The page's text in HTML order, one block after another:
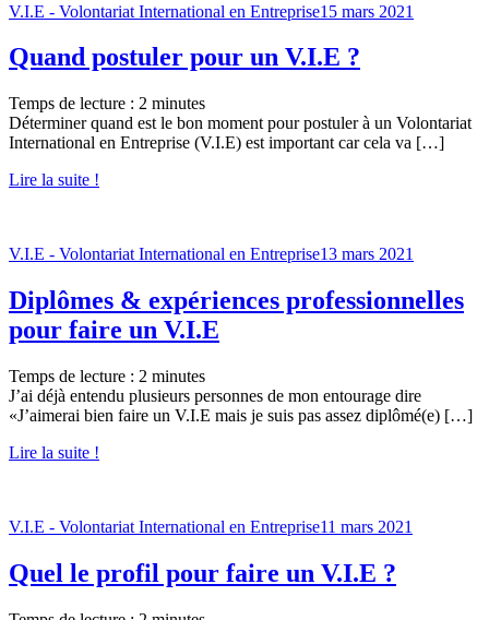
V.I.E - Volontariat International en Entreprise15 mars 2021
Quand postuler pour un V.I.E ?
Temps de lecture : 2 minutes
Déterminer quand est le bon moment pour postuler à un Volontariat
International en Entreprise (V.I.E) est important car cela va […]
Lire la suite !
V.I.E - Volontariat International en Entreprise13 mars 2021
Diplômes & expériences professionnelles
pour faire un V.I.E
Temps de lecture : 2 minutes
J’ai déjà entendu plusieurs personnes de mon entourage dire
«J’aimerai bien faire un V.I.E mais je suis pas assez diplômé(e) […]
Lire la suite !
V.I.E - Volontariat International en Entreprise11 mars 2021
Quel le profil pour faire un V.I.E ?